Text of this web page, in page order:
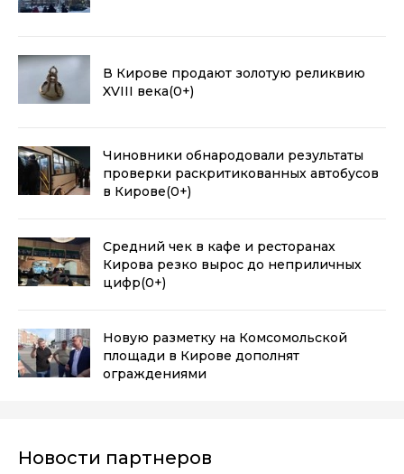
В Кирове продают золотую реликвию
XVIII века(0+)
Чиновники обнародовали результаты
проверки раскритикованных автобусов
в Кирове(0+)
Средний чек в кафе и ресторанах
Кирова резко вырос до неприличных
цифр(0+)
Новую разметку на Комсомольской
площади в Кирове дополнят
ограждениями
Новости партнеров